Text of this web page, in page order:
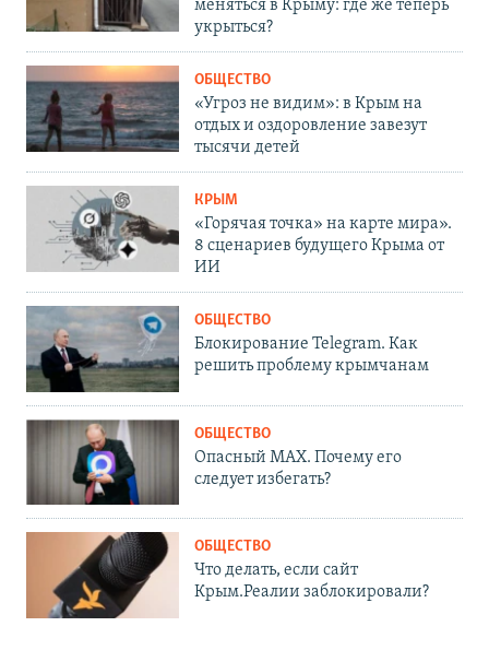
меняться в Крыму: где же теперь
укрыться?
ОБЩЕСТВО
«Угроз не видим»: в Крым на
отдых и оздоровление завезут
тысячи детей
КРЫМ
«Горячая точка» на карте мира».
8 сценариев будущего Крыма от
ИИ
ОБЩЕСТВО
Блокирование Telegram. Как
решить проблему крымчанам
ОБЩЕСТВО
Опасный MAX. Почему его
следует избегать?
ОБЩЕСТВО
Что делать, если сайт
Крым.Реалии заблокировали?